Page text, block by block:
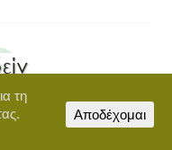
by BigWebTheory
τη
Αποδέχομαι